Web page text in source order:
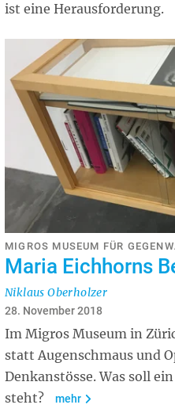
ist eine Herausforderung.
MIGROS MUSEUM FÜR
Maria Eichhorns
Niklaus Oberholzer
28. November 2018
Im Migros Museum in
statt Augenschmaus und
Denkanstösse. Was soll
steht?
mehr